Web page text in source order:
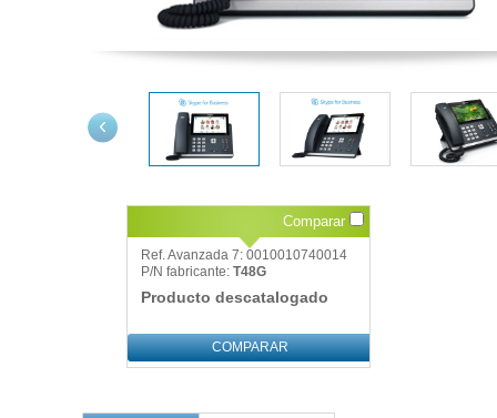
Comparar
Ref. Avanzada 7: 0010010740014
P/N fabricante: T48G
Producto descatalogado
COMPARAR